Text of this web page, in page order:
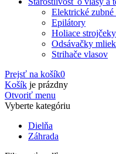
Elektrické
Epilátory
Holiace strojčeky
Odsávačky
Strihače vlasov
Prejsť na košík0
Košík je prázdny
Otvoriť menu
Vyberte kategóriu
Dielňa
Záhrada